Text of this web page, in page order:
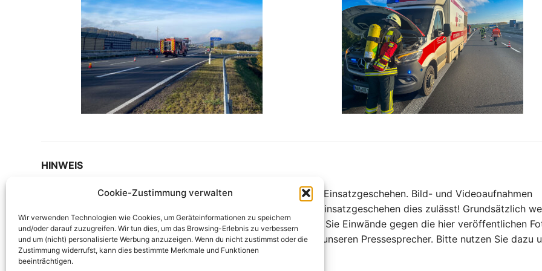
Cookie-Zustimmung verwalten
Wir verwenden Technologien wie Cookies, um Geräteinformationen zu speichern
und/oder darauf zuzugreifen. Wir tun dies, um das Browsing-Erlebnis zu verbessern
und um (nicht) personalisierte Werbung anzuzeigen. Wenn du nicht zustimmst oder die
Zustimmung widerrufst, kann dies bestimmte Merkmale und Funktionen
beeinträchtigen.
HINWEIS
Auf unserer Internetseite berichten wir ausführlich über unser Einsatzgeschehen. Bild- und Videoaufnahmen
werden nur erstellt, wenn diese rechtskonform sind und das Einsatzgeschehen dies zulässt! Grundsätzlich
keine Aufnahmen von Verletzten oder Toten gemacht! Sollten Sie Einwände gegen die hier veröffentlichen
oder Berichte haben, wenden Sie sich bitte vertrauensvoll an unseren Pressesprecher. Bitte nutzen Sie dazu
Kontaktformular!